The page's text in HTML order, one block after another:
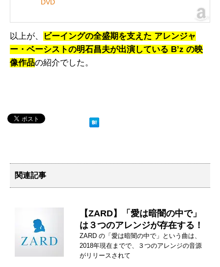
DVD
以上が、
ビーイングの全盛期を支えた アレンジャ
ー・ベーシストの明石昌夫が出演している B’z の映
像作品の紹介でした。
関連記事
【ZARD】「愛は暗闇の中で」
は３つのアレンジが存在する！
ZARD の「愛は暗闇の中で」という曲は、
2018年現在までで、３つのアレンジの音源
がリリースされて